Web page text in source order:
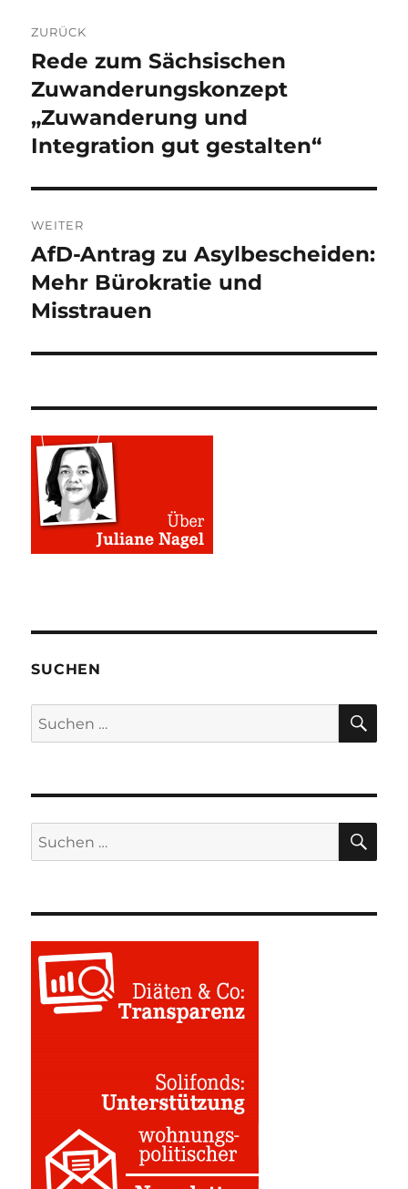
ZURÜCK
Vorheriger
Beitrag:
Rede zum Sächsischen
Zuwanderungskonzept
„Zuwanderung und
Integration gut gestalten“
WEITER
Nächster
Beitrag:
AfD-Antrag zu Asylbescheiden:
Mehr Bürokratie und
Misstrauen
SUCHEN
Suchen
nach:
Suchen
nach: